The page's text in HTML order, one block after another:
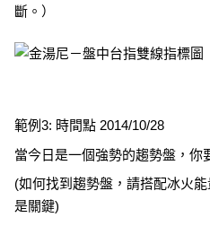
斷。）
範例3: 時間點 2014/10/28
當今日是一個強勢的趨勢盤，你
(如何找到趨勢盤，請搭配冰火
是關鍵)